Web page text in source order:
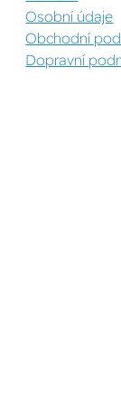
Osobní údaje
Obchodní
Dopravní